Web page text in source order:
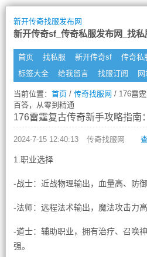
新开传奇找服发布网
新开传奇sf_传奇私服发布网_找私
首页 找私服 新开传奇sf 传奇私
标签大全
给我留言 找服订阅
当前位置： 首页/ 传奇找服网 / 176雷
百答，从零到精通
176雷霆复古传奇新手攻略指南
2024-7-15 12:40:13 传奇找服网
1.职业选择
-战士：近战物理输出，血量高、防
-法师：远程法术输出，魔法攻击力
-道士：辅助职业，拥有治疗、召唤
强。